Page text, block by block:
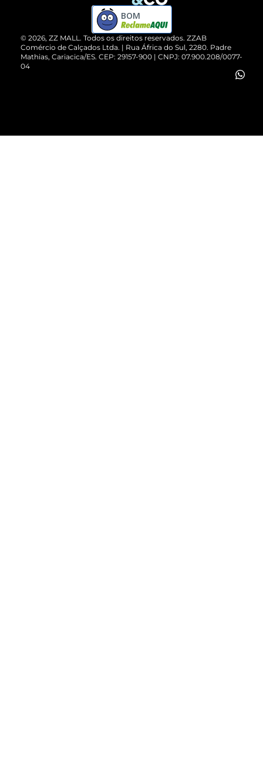
Cartão Presente
Vendas Corporativas
Compre pelo WhatsApp
© 2026, ZZ MALL. Todos os direitos reservados. ZZAB
Comércio de Calçados Ltda. | Rua África do Sul, 2280. Padre
Mathias, Cariacica/ES. CEP: 29157-900 | CNPJ: 07.900.208/0077-
04
BOM